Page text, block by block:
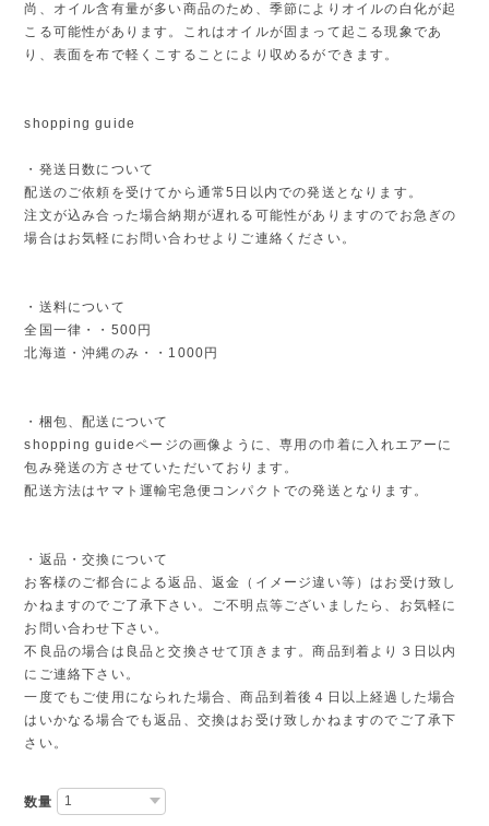
尚、オイル含有量が多い商品のため、季節によりオイルの白化が起
こる可能性があります。これはオイルが固まって起こる現象であ
り、表面を布で軽くこすることにより収めるができます。
shopping guide
・発送日数について
配送のご依頼を受けてから通常5日以内での発送となります。
注文が込み合った場合納期が遅れる可能性がありますのでお急ぎの
場合はお気軽にお問い合わせよりご連絡ください。
・送料について
全国一律・・500円
北海道・沖縄のみ・・1000円
・梱包、配送について
shopping guideページの画像ように、専用の巾着に入れエアーに
包み発送の方させていただいております。
配送方法はヤマト運輸宅急便コンパクトでの発送となります。
・返品・交換について
お客様のご都合による返品、返金（イメージ違い等）はお受け致し
かねますのでご了承下さい。ご不明点等ございましたら、お気軽に
お問い合わせ下さい。
不良品の場合は良品と交換させて頂きます。商品到着より３日以内
にご連絡下さい。
一度でもご使用になられた場合、商品到着後４日以上経過した場合
はいかなる場合でも返品、交換はお受け致しかねますのでご了承下
さい。
数量